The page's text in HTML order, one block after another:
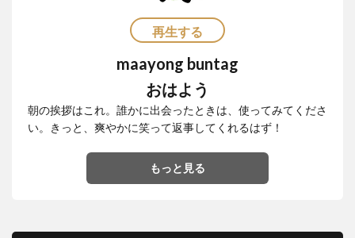
再生する
maayong buntag
おはよう
朝の挨拶はこれ。誰かに出会ったときは、使ってみてくださ
い。きっと、爽やかに笑って返事してくれるはず！
もっと見る